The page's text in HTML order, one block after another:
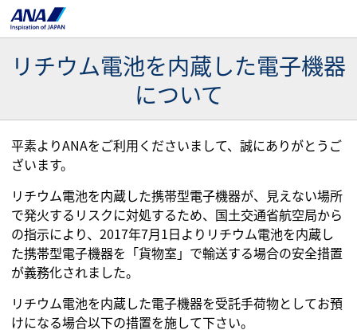
リチウム電池を内蔵した電子機器
について
平素よりANAをご利用くださいまして、誠にありがとうご
ざいます。
リチウム電池を内蔵した携帯型電子機器が、見えない場所
で発火するリスクに対処するため、国土交通省航空局から
の指示により、2017年7月1日よりリチウム電池を内蔵し
た携帯型電子機器を「貨物室」で輸送する場合の安全措置
が義務化されました。
リチウム電池を内蔵した電子機器を受託手荷物としてお預
けになる場合以下の措置を施して下さい。